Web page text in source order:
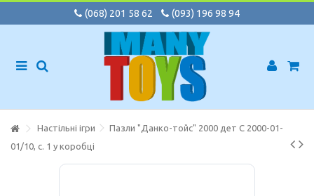
(068) 201 58 62 (093) 196 98 94
Настільні ігри
Пазли "Данко-тойс" 2000 дет C 2000-01-
01/10, с. 1 у коробці